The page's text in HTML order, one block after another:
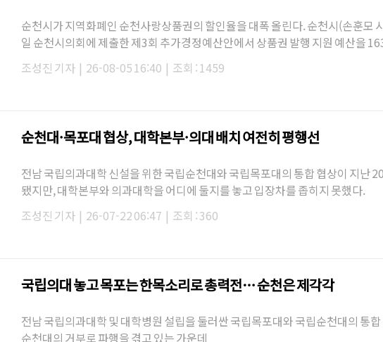
순천시가 지역화폐인 순천사랑상품권의 할인율을 대폭 올린다. 순천시(손훈모
일 순천시의회에 제출한 제3회 추가경정예산안에서 상품권 발행 지원 예산을
액하기로 했다. 이에 따라 올…
조성진 기자 | 26-08-05 16:40 | 조회 : 1459
순천대·목포대 협상, 대학본부·의대 배치 여전히 평행선
전남 국립의과대학 신설을 위한 국립순천대와 국립목포대의 통합 협상이 지난
됐지만, 대학본부와 의과대학을 어디에 둘지를 놓고 입장차를 좁히지 못했다.
조성진 기자 | 26-07-22 06:47 | 조회 : 360
국립의대 놓고 목포는 한목소리로 총력전… 순천은 제각각
전남 국립의과대학 및 대학병원 설립을 둘러싼 국립목포대와 국립순천대의 통합
순천대의 거부로 파행을 겪고 있는 가운데